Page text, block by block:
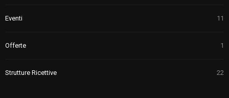
Eventi 11
Offerte 1
Strutture Ricettive 22